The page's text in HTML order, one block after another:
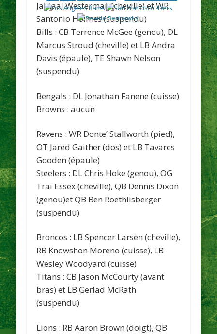
Jamaal Westerman (cheville) et WR
Santonio Holmes (suspendu)
Bills : CB Terrence McGee (genou), DL
Marcus Stroud (cheville) et LB Andra
Davis (épaule), TE Shawn Nelson
(suspendu)
Bengals : DL Jonathan Fanene (cuisse)
Browns : aucun
Ravens : WR Donte’ Stallworth (pied),
OT Jared Gaither (dos) et LB Tavares
Gooden (épaule)
Steelers : DL Chris Hoke (genou), OG
Trai Essex (cheville), QB Dennis Dixon
(genou)et QB Ben Roethlisberger
(suspendu)
Broncos : LB Spencer Larsen (cheville),
RB Knowshon Moreno (cuisse), LB
Wesley Woodyard (cuisse)
Titans : CB Jason McCourty (avant
bras) et LB Gerlad McRath
(suspendu)
Lions : RB Aaron Brown (doigt), QB